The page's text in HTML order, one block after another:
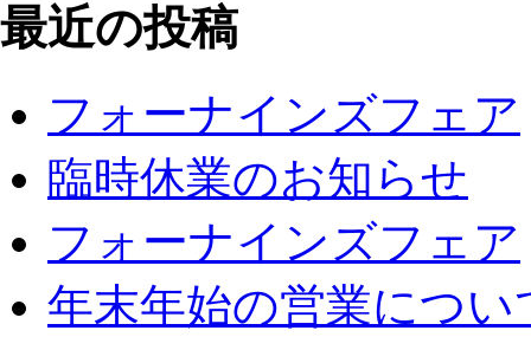
最近の投稿
フォーナインズフェア
臨時休業のお知らせ
フォーナインズフェア
年末年始の営業につい